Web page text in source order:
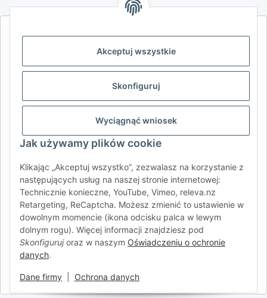
Akceptuj wszystkie
Skonfiguruj
Wyciągnąć wniosek
Jak używamy plików cookie
Klikając „Akceptuj wszystko”, zezwalasz na korzystanie z
następujących usług na naszej stronie internetowej:
Technicznie konieczne, YouTube, Vimeo, releva.nz
Retargeting, ReCaptcha. Możesz zmienić to ustawienie w
dowolnym momencie (ikona odcisku palca w lewym
dolnym rogu). Więcej informacji znajdziesz pod
Skonfigurujoraz w naszym Oświadczeniu o ochronie
danych.
Dane firmy Ochrona danych
AFATEK INTERNATIONAL – WYBIERZ REGION I JĘZYK | SELECT
DE AT CH (DE) CH (FR)
BE (NL) BE (FR)
SE FI
RO HR
AFATEK International| Twój partner w zakresie części
zamiennych do przyczep i pojazdów samochodowych
Zapytania:info@afatek.com
Globalna dostawa z naszego centralnego magazynu w
Niemczech.